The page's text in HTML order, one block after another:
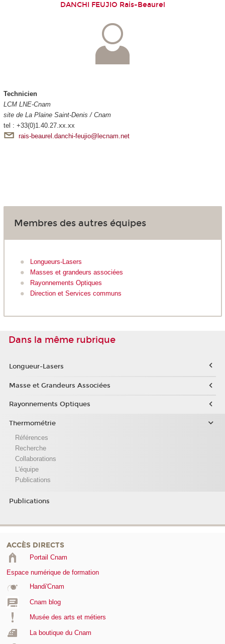
DANCHI FEUJIO Rais-Beaurel
Technicien
LCM LNE-Cnam
site de La Plaine Saint-Denis / Cnam
tel : +33(0)1.40.27.xx.xx
rais-beaurel.danchi-feujio@lecnam.net
Membres des autres équipes
Longueurs-Lasers
Masses et grandeurs associées
Rayonnements Optiques
Direction et Services communs
Dans la même rubrique
Longueur-Lasers
Masse et Grandeurs Associées
Rayonnements Optiques
Thermométrie
Références
Recherche
Collaborations
L'équipe
Publications
Publications
ACCÈS DIRECTS
Portail Cnam
Espace numérique de formation
Handi'Cnam
Cnam blog
Musée des arts et métiers
La boutique du Cnam